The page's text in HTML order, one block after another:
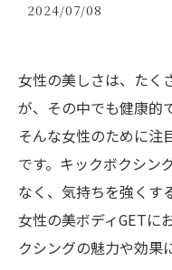
2024/07/08
女性の美しさは、たく
が、その中でも健康的
そんな女性のために注
です。キックボクシン
なく、気持ちを強くす
女性の美ボディGETに
クシングの魅力や効果